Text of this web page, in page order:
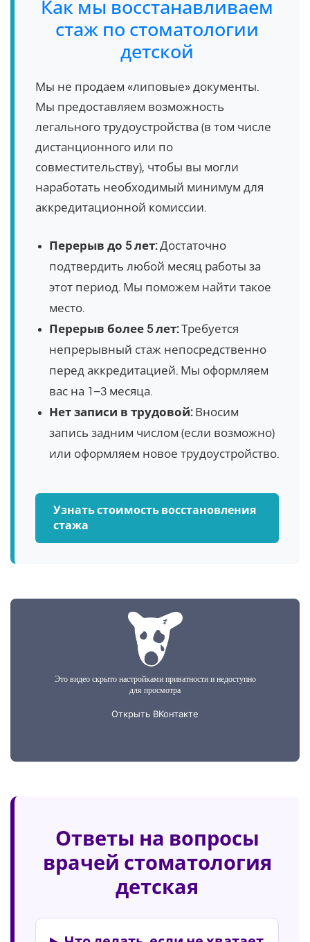
Как мы восстанавливаем
стаж по стоматологии
детской
Мы не продаем «липовые» документы.
Мы предоставляем возможность
легального трудоустройства (в том числе
дистанционного или по
совместительству), чтобы вы могли
наработать необходимый минимум для
аккредитационной комиссии.
Перерыв до 5 лет:Достаточно
подтвердить любой месяц работы за
этот период. Мы поможем найти такое
место.
Перерыв более 5 лет:Требуется
непрерывный стаж непосредственно
перед аккредитацией. Мы оформляем
вас на 1–3 месяца.
Нет записи в трудовой:Вносим
запись задним числом (если возможно)
или оформляем новое трудоустройство.
Узнать стоимость восстановления
стажа
Ответы на вопросы
врачей стоматология
детская